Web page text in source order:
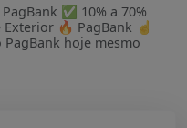
✅ 10% a 70%
Exterior 🔥 PagBank ☝
PagBank hoje mesmo